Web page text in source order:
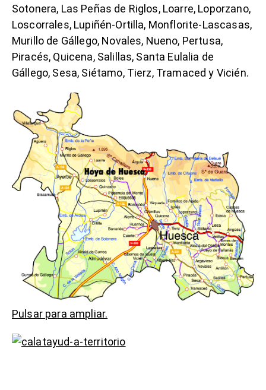
Sotonera, Las Peñas de Riglos, Loarre, Loporzano,
Loscorrales, Lupiñén-Ortilla, Monflorite-Lascasas,
Murillo de Gállego, Novales, Nueno, Pertusa,
Piracés, Quicena, Salillas, Santa Eulalia de
Gállego, Sesa, Siétamo, Tierz, Tramaced y Vicién.
Pulsar para ampliar.